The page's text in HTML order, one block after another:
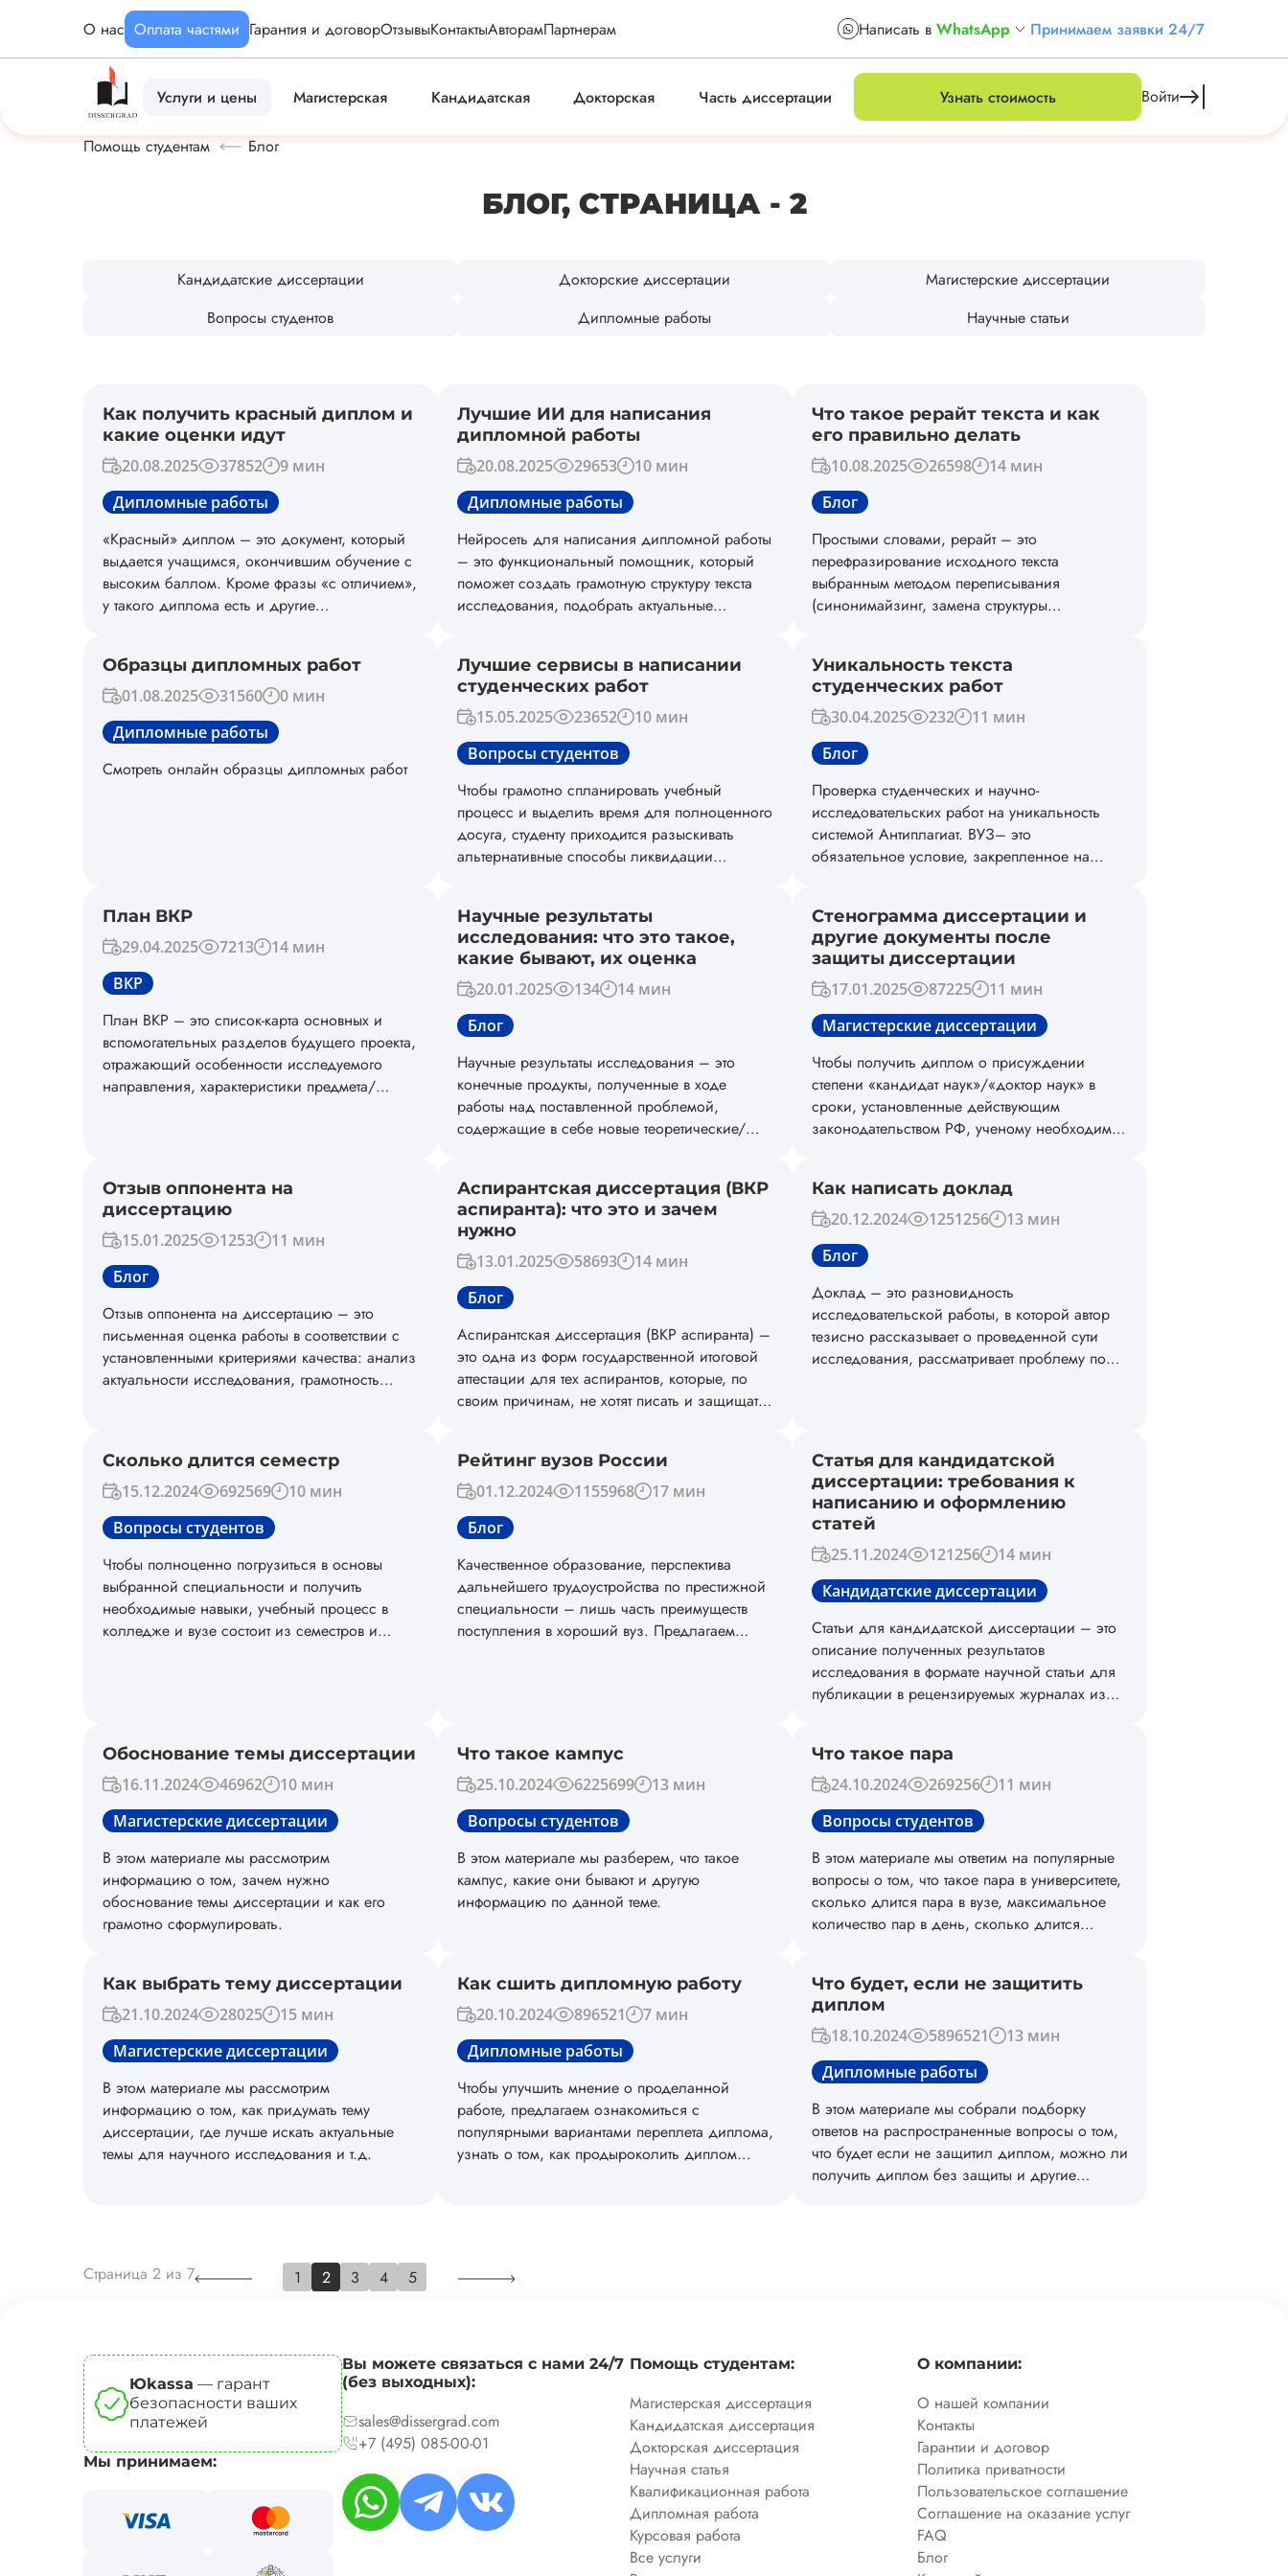
О нас Оплата частями Гарантия и договорОтзывыКонтактыАвторамПартнерам Написать в WhatsApp Принимаем заявки 24/7
Услуги и цены Магистерская Кандидатская Докторская Часть диссертации Узнать стоимость Войти
Помощь студентам Блог
БЛОГ, СТРАНИЦА - 2
Кандидатские диссертации Докторские диссертации
Магистерские диссертации
Вопросы студентов
Дипломные работы Научные статьи
Как получить красный диплом и
какие оценки идут
20.08.2025
37852
9 мин
Дипломные работы
«Красный» диплом – это документ, который
выдается учащимся, окончившим обучение с
высоким баллом. Кроме фразы «с отличием»,
у такого диплома есть и другие
отливом и т.д.
Лучшие ИИ для написания
дипломной работы
20.08.2025
29653
10 мин
Дипломные работы
Нейросеть для написания дипломной работы
– это функциональный помощник, который
поможет создать грамотную структуру текста
исследования, подобрать актуальные
вашей проблемы. В этом материале мы
проведем анализ популярных нейросетей и
поможем выбрать лучший ИИ для написания
дипломной работы.
Что такое рерайт текста и как
его правильно делать
10.08.2025
26598
14 мин
Блог
Простыми словами, рерайт – это
перефразирование исходного текста
выбранным методом переписывания
(синонимайзинг, замена структуры
т.д.). Такой подход к изменению текста
помогает поможет создать уникальный
материал с иным подходом к лексике и
грамматике, но сохранением исходного
смысла.
Образцы дипломных работ
01.08.2025
31560
0 мин
Дипломные работы
Смотреть онлайн образцы дипломных работ
Лучшие сервисы в написании
студенческих работ
15.05.2025
23652
10 мин
Вопросы студентов
Чтобы грамотно спланировать учебный
процесс и выделить время для полноценного
досуга, студенту приходится разыскивать
альтернативные способы ликвидации
ознакомиться с лучшими сервисами в
написании студенческих работ по любым
темам и на что обращать внимание, чтобы не
ошибиться в выборе подходящей компании.
Уникальность текста
студенческих работ
30.04.2025
232
11 мин
Блог
Проверка студенческих и научно-
исследовательских работ на уникальность
системой Антиплагиат. ВУЗ– это
обязательное условие, закрепленное на
План ВКР
29.04.2025
7213
14 мин
ВКР
План ВКР – это список-карта основных и
вспомогательных разделов будущего проекта,
отражающий особенности исследуемого
направления, характеристики предмета/
структуру плана, как составить план ВКР, а
также типичные ошибки, которые необходимо
учесть автору работы.
Научные результаты
исследования: что это такое,
какие бывают, их оценка
20.01.2025
134
14 мин
Блог
Научные результаты исследования – это
конечные продукты, полученные в ходе
работы над поставленной проблемой,
содержащие в себе новые теоретические/
прикладных задач, вынесенных на
публичную защиту работы. Рассмотрим, какие
бывают результаты исследования, их типы
представления, а также основные требования
к написанию и оформления научных
результатов исследования в тексте работы.
Стенограмма диссертации и
другие документы после
защиты диссертации
17.01.2025
87225
11 мин
Магистерские диссертации
Чтобы получить диплом о присуждении
степени «кандидат наук»/«доктор наук» в
сроки, установленные действующим
законодательством РФ, ученому необходимо
документов для ВАК и других обязательных
инстанций.
Отзыв оппонента на
диссертацию
15.01.2025
1253
11 мин
Блог
Отзыв оппонента на диссертацию – это
письменная оценка работы в соответствии с
установленными критериями качества: анализ
актуальности исследования, грамотность
диссертационного исследования, а также
оценить плюсы и минусы проделанной
работы.
Аспирантская диссертация (ВКР
аспиранта): что это и зачем
нужно
13.01.2025
58693
14 мин
Блог
Аспирантская диссертация (ВКР аспиранта) –
это одна из форм государственной итоговой
аттестации для тех аспирантов, которые, по
своим причинам, не хотят писать и защищать
работы, выпускнику аспирантуры
присваивается квалификация «Преподаватель-
исследователь».
Как написать доклад
20.12.2024
1251256
13 мин
Блог
Доклад – это разновидность
исследовательской работы, в которой автор
тезисно рассказывает о проведенной сути
исследования, рассматривает проблему под
Сколько длится семестр
15.12.2024
692569
10 мин
Вопросы студентов
Чтобы полноценно погрузиться в основы
выбранной специальности и получить
необходимые навыки, учебный процесс в
колледже и вузе состоит из семестров и
полезную информацию по данной теме.
Рейтинг вузов России
01.12.2024
1155968
17 мин
Блог
Качественное образование, перспектива
дальнейшего трудоустройства по престижной
специальности – лишь часть преимуществ
поступления в хороший вуз. Предлагаем
Статья для кандидатской
диссертации: требования к
написанию и оформлению
статей
25.11.2024
121256
14 мин
Кандидатские диссертации
Статьи для кандидатской диссертации – это
описание полученных результатов
исследования в формате научной статьи для
публикации в рецензируемых журналах из
допуска к защите работы и помогают
увеличить рейтинг учебного заведения.
Обоснование темы диссертации
16.11.2024
46962
10 мин
Магистерские диссертации
В этом материале мы рассмотрим
информацию о том, зачем нужно
обоснование темы диссертации и как его
грамотно сформулировать.
Что такое кампус
25.10.2024
6225699
13 мин
Вопросы студентов
В этом материале мы разберем, что такое
кампус, какие они бывают и другую
информацию по данной теме.
Что такое пара
24.10.2024
269256
11 мин
Вопросы студентов
В этом материале мы ответим на популярные
вопросы о том, что такое пара в университете,
сколько длится пара в вузе, максимальное
количество пар в день, сколько длится
Как выбрать тему диссертации
21.10.2024
28025
15 мин
Магистерские диссертации
В этом материале мы рассмотрим
информацию о том, как придумать тему
диссертации, где лучше искать актуальные
темы для научного исследования и т.д.
Как сшить дипломную работу
20.10.2024
896521
7 мин
Дипломные работы
Чтобы улучшить мнение о проделанной
работе, предлагаем ознакомиться с
популярными вариантами переплета диплома,
узнать о том, как продыроколить диплом
Что будет, если не защитить
диплом
18.10.2024
5896521
13 мин
Дипломные работы
В этом материале мы собрали подборку
ответов на распространенные вопросы о том,
что будет если не защитил диплом, можно ли
получить диплом без защиты и другие
Страница 2 из 7 1 2 3 4 5
Юkassa — гарант
безопасности ваших
платежей
Мы принимаем:
Вы можете связаться с нами 24/7
(без выходных):
sales@dissergrad.com
+7 (495) 085-00-01
Помощь студентам:
Магистерская диссертация
Кандидатская диссертация
Докторская диссертация
Научная статья
Квалификационная работа
Дипломная работа
Курсовая работа
Все услуги
О компании:
О нашей компании
Контакты
Гарантии и договор
Политика приватности
Пользовательское соглашение
Соглашение на оказание услуг
FAQ
Блог